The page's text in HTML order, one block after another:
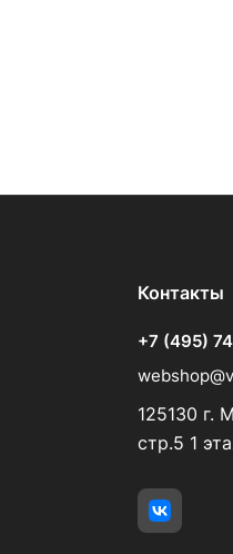
Контакты
+7 (495)
125130 г.
стр.5 1